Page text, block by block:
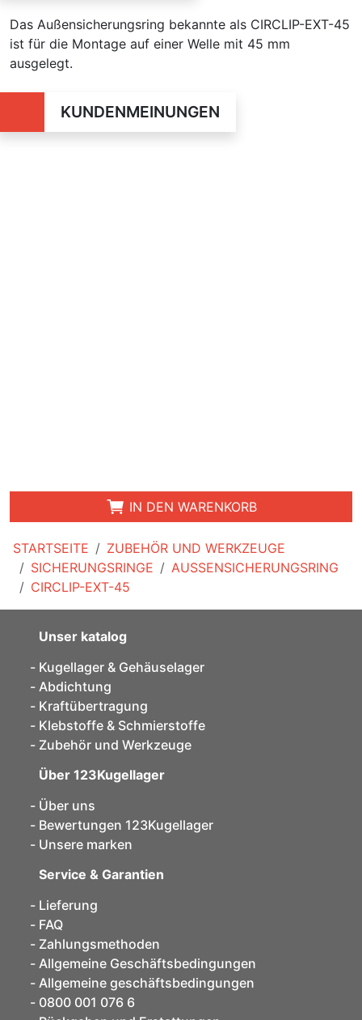
STARTSEITE
ZUBEHÖR UND WERKZEUGE
SICHERUNGSRINGE
AUSSENSICHERUNGSRING
CIRCLIP-EXT-45
Das Außensicherungsring bekannte als CIRCLIP-EXT-45
ist für die Montage auf einer Welle mit 45 mm
ausgelegt.
KUNDENMEINUNGEN
IN DEN WARENKORB
Unser katalog
Kugellager & Gehäuselager
Abdichtung
Kraftübertragung
Klebstoffe & Schmierstoffe
Zubehör und Werkzeuge
Über 123Kugellager
Über uns
Bewertungen 123Kugellager
Unsere marken
Service & Garantien
Lieferung
FAQ
Zahlungsmethoden
Allgemeine Geschäftsbedingungen
Allgemeine geschäftsbedingungen
0800 001 076 6